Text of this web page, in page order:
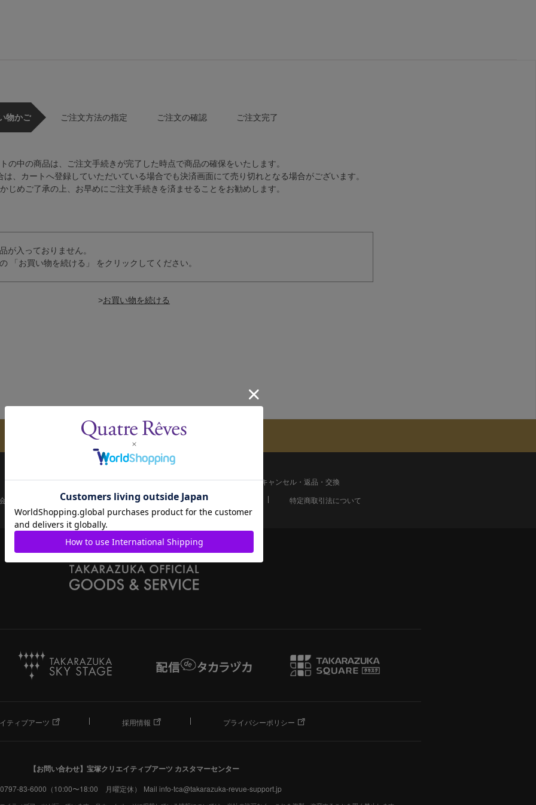
物かご ご注文方法の指定 ご注文の確認 ご注文完了
の中の商品は、ご注文手続きが完了した時点で商品の確保をいたします。
、カートへ登録していただいている場合でも決済画面にて売り切れとなる場合がございます。
じめご了承の上、お早めにご注文手続きを済ませることをお勧めします。
が入っておりません。
「お買い物を続ける」 をクリックしてください。
>
メールマガジンのご案内
配送について お支払い方法 決済について
キャンセル・返品・交換
員ページ 宝塚歌劇共通ID新規会員登録 特定商取引法について
ティブアーツ 採用情報 プライバシーポリシー
【お問い合わせ】 宝塚クリエイティブアーツ カスタマーセンター
83-6000（10:00〜18:00 月曜定休） Mail info-tca@takarazuka-revue-support.jp